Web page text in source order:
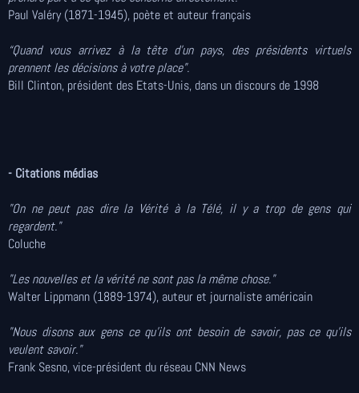
Paul Valéry (1871-1945), poète et auteur français
“Quand vous arrivez à la tête d’un pays, des présidents virtuels
prennent les décisions à votre place”.
Bill Clinton, président des Etats-Unis, dans un discours de 1998
- Citations médias
"On ne peut pas dire la Vérité à la Télé, il y a trop de gens qui
regardent."
Coluche
"Les nouvelles et la vérité ne sont pas la même chose."
Walter Lippmann (1889-1974), auteur et journaliste américain
"Nous disons aux gens ce qu'ils ont besoin de savoir, pas ce qu'ils
veulent savoir."
Frank Sesno, vice-président du réseau CNN News